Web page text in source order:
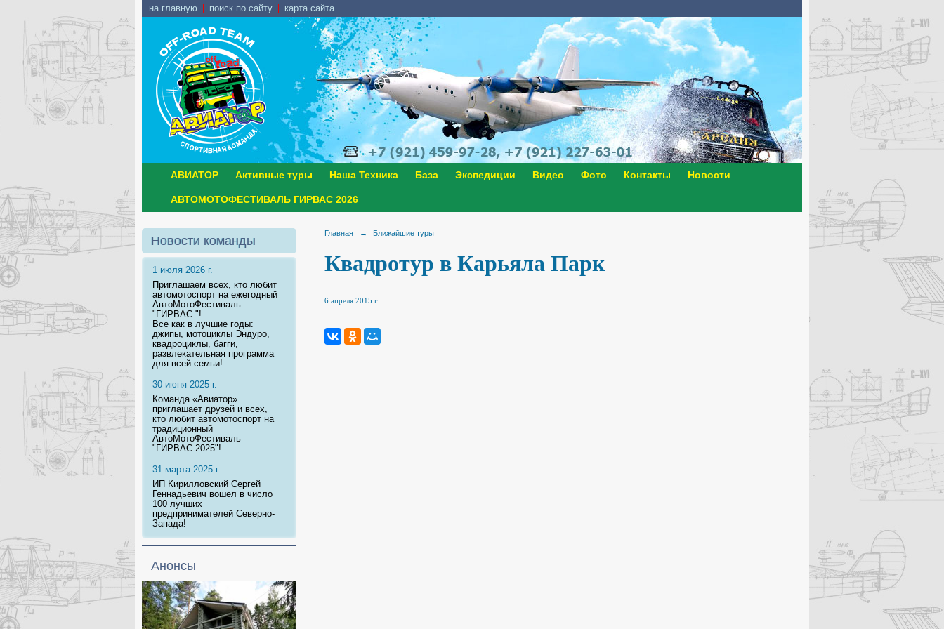
на главную поиск по сайту карта сайта
АВИАТОР Активные туры Наша Техника База Экспедиции Видео Фото Контакты Новости
АВТОМОТОФЕСТИВАЛЬ ГИРВАС 2026
Новости команды
1 июля 2026 г.
Приглашаем всех, кто любит
автомотоспорт на ежегодный
АвтоМотоФестиваль
"ГИРВАС "!
Все как в лучшие годы:
джипы, мотоциклы Эндуро,
квадроциклы, багги,
развлекательная программа
для всей семьи!
30 июня 2025 г.
Команда «Авиатор»
приглашает друзей и всех,
кто любит автомотоспорт на
традиционный
АвтоМотоФестиваль
"ГИРВАС 2025"!
31 марта 2025 г.
ИП Кирилловский Сергей
Геннадьевич вошел в число
100 лучших
предпринимателей Северно-
Запада!
Анонсы
Главная → Ближайшие туры
Квадротур в Карьяла Парк
6 апреля 2015 г.